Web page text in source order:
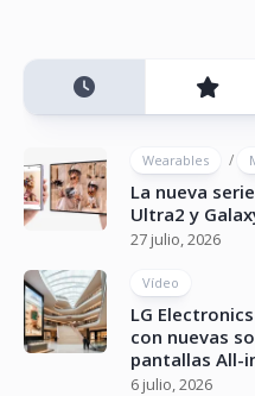
Wearables /
La nueva
Ultra2 y
27 julio, 2026
Vídeo
LG
con nuevas
pantallas All-
6 julio, 2026